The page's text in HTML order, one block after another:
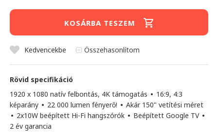
KOSÁRBA TESZEM
Kedvencekbe Összehasonlítom
Rövid specifikáció
1920 x 1080 natív felbontás, 4K támogatás • 16:9, 4:3
képarány • 22 000 lumen fényerő! • Akár 150" vetítési méret
• 2x10W beépített Hi-Fi hangszórók • Beépített Google TV •
2 év garancia